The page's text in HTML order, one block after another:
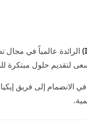
الرائدة عالمياً في مجال
حلول مبتكرة
الانضمام إلى فريق